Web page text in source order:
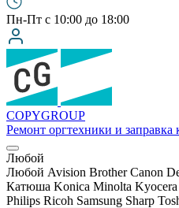
Пн-Пт с 10:00 до 18:00
COPYGROUP
Ремонт оргтехники и заправка
Любой
Любой Avision Brother Canon
Катюша Konica Minolta Kyocera
Philips Ricoh Samsung Sharp